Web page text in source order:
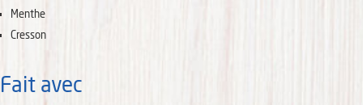
Menthe
Cresson
Fait avec